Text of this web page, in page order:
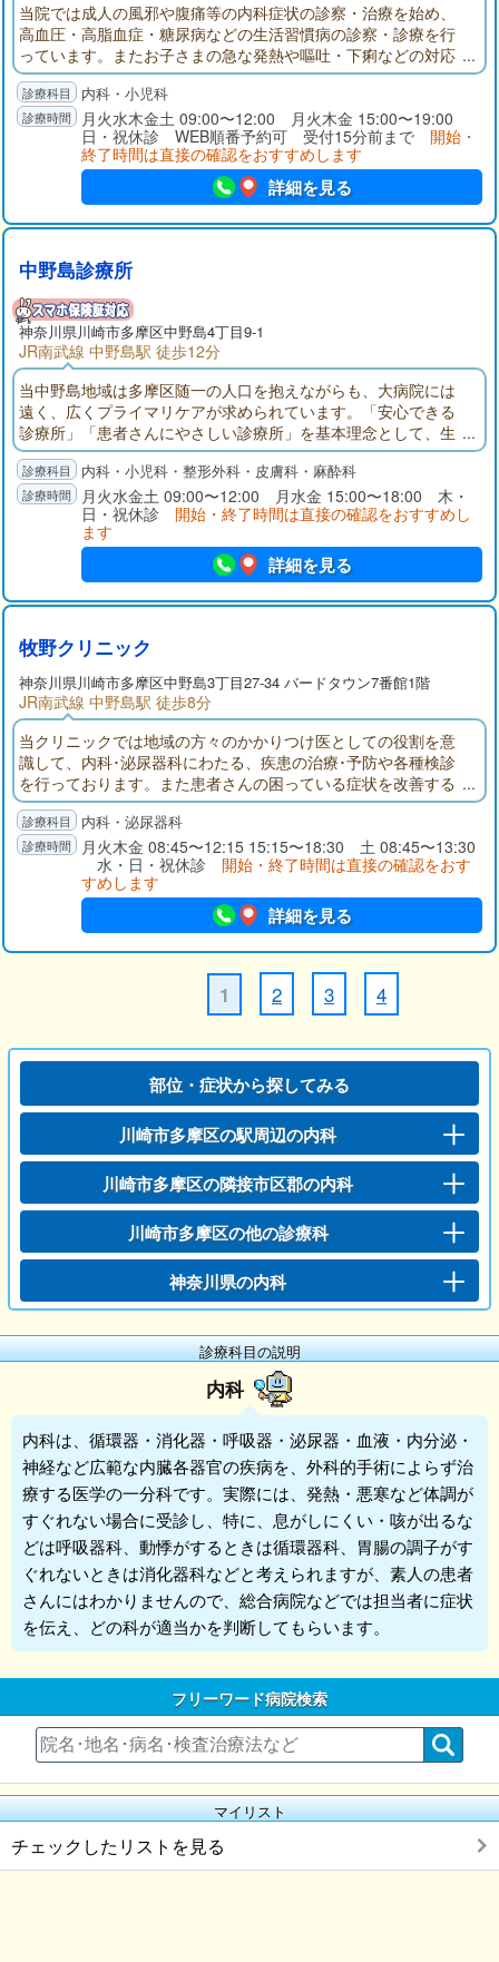
当院では成人の風邪や腹痛等の内科症状の診察・治療を始め、
高血圧・高脂血症・糖尿病などの生活習慣病の診察・診療を行
っています。またお子さまの急な発熱や嘔吐・下痢などの対応
や、各種健康診査（特定健診・がん検診など）・予防接種も行
なっています。お子さまからお年寄りの方まで、お身体に心配
なことがあればお気軽にご相談ください。
内科・小児科
月火水木金土 09:00〜12:00 月火木金 15:00〜19:00
日・祝休診 WEB順番予約可 受付15分前まで 開始・
終了時間は直接の確認をおすすめします
詳細を見る
中野島診療所
神奈川県川崎市多摩区中野島4丁目9-1
JR南武線 中野島駅 徒歩12分
当中野島地域は多摩区随一の人口を抱えながらも、大病院には
遠く、広くプライマリケアが求められています。「安心できる
診療所」「患者さんにやさしい診療所」を基本理念として、生
活習慣病、アレルギー疾患、運動器の疾患を中心に、小さな子
供達からお年寄りまで、幅広い層の患者さんに利用していただ
ける医療を提供してゆきたいと考えています。
内科・小児科・整形外科・皮膚科・麻酔科
月火水金土 09:00〜12:00 月水金 15:00〜18:00 木・
日・祝休診 開始・終了時間は直接の確認をおすすめし
ます
詳細を見る
牧野クリニック
神奈川県川崎市多摩区中野島3丁目27-34 バードタウン7番館1階
JR南武線 中野島駅 徒歩8分
当クリニックでは地域の方々のかかりつけ医としての役割を意
識して、内科･泌尿器科にわたる、疾患の治療･予防や各種検診
を行っております。また患者さんの困っている症状を改善する
ことを主眼に診療に取り組んでおります。病気、薬のことなど
何でもお気軽にご相談下さい。
内科・泌尿器科
月火木金 08:45〜12:15 15:15〜18:30 土 08:45〜13:30
水・日・祝休診 開始・終了時間は直接の確認をおす
すめします
詳細を見る
1 2 3 4
部位・症状から探してみる
川崎市多摩区の駅周辺の内科
川崎市多摩区の隣接市区郡の内科
川崎市多摩区の他の診療科
神奈川県の内科
診療科目の説明
内科
内科は、循環器・消化器・呼吸器・泌尿器・血液・内分泌・
神経など広範な内臓各器官の疾病を、外科的手術によらず治
療する医学の一分科です。実際には、発熱・悪寒など体調が
すぐれない場合に受診し、特に、息がしにくい・咳が出るな
どは呼吸器科、動悸がするときは循環器科、胃腸の調子がす
ぐれないときは消化器科などと考えられますが、素人の患者
さんにはわかりませんので、総合病院などでは担当者に症状
を伝え、どの科が適当かを判断してもらいます。
フリーワード病院検索
マイリスト
チェックしたリストを見る